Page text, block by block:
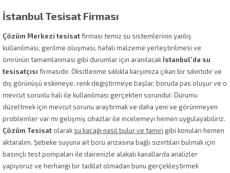
İstanbul Tesisat Firması
Çözüm Merkezi tesisatfirması temiz su sistemlerinin yanlış
kullanılması, gerilme oluşması, hatalı malzeme yerleştirilmesi ve
ömrünün tamamlanması gibi durumlar için aranılacak İstanbul’da su
tesisatçısı firmasıdır. Oksitlenme sıklıkla karşımıza çıkan bir sıkıntıdır ve
dış görünüşü eskimeye, renk değiştirmeye başlar, boruda pas oluşur ve o
mevcut sorunlu hali ile kullanılması gerçekten sorundur. Durumu
düzeltmek için mevcut sorunu araştırmak ve daha yeni ve görünmeyen
problemler var mı gelişmiş cihazlar ile incelemeyi hemen uygulayabiliriz.
Çözüm Tesisatolarak su kaçağı nasıl bulur ve tamiri gibi konuları hemen
aktaralım. Şebeke suyuna ait boru arızasına bağlı sızıntıları bulmak için
basınçlı test pompaları ile dairenizle alakalı kanallarda analizler
yapıyoruz ve herhangi bir tadilat olmadan bunu gerçekleştirmek